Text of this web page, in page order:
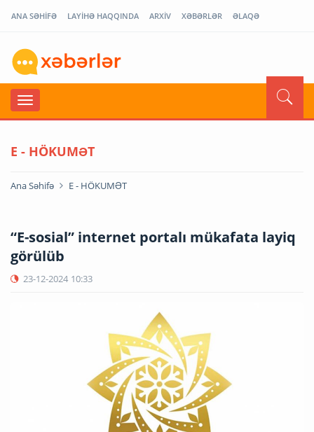
ANA SƏHİFƏ LAYİHƏ HAQQINDA ARXİV XƏBƏRLƏR ƏLAQƏ
E - HÖKUMƏT
Ana Səhifə E - HÖKUMƏT
“E-sosial” internet portalı mükafata layiq
görülüb
23-12-2024 10:33